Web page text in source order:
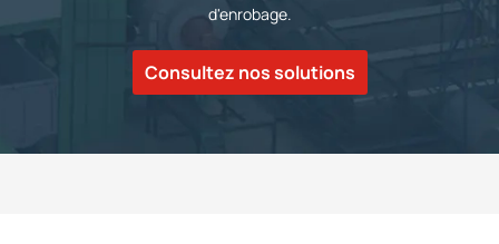
d'enrobage.
Consultez nos solutions